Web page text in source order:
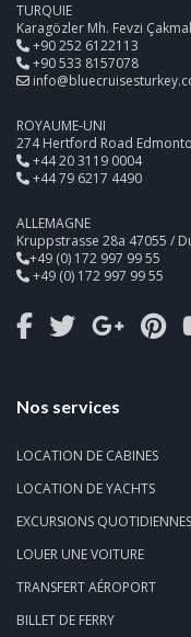
TURQUIE
Karagözler Mh. Fevzi
+90 252 6122113
+90 533 8157078
ROYAUME-UNI
274 Hertford Road
+44 20 3119 0004
+44 79 6217 4490
ALLEMAGNE
Kruppstrasse 28a 47055 /
+49 (0) 172 997 99 55
+49 (0) 172 997 99 55
Nos services
LOCATION DE CABINES
LOCATION DE YACHTS
EXCURSIONS QUOTIDIENNES
LOUER UNE VOITURE
TRANSFERT AÉROPORT
BILLET DE FERRY